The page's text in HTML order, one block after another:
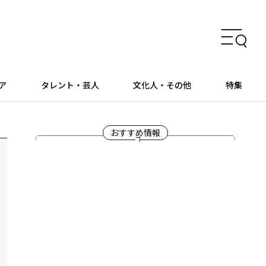
タレント・芸人 文化人・その他 特集
おすすめ情報